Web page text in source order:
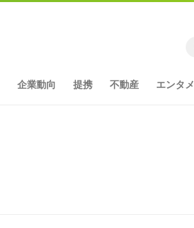
企業動向 提携 不動産 エンタメ